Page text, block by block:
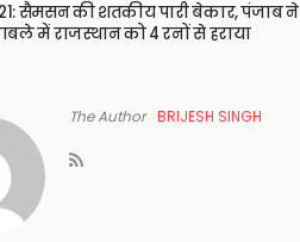
सैमसन की शतकीय पारी बेकार, पंजाब ने
में राजस्थान को 4 रनों से हराया
The Author BRIJESH SINGH